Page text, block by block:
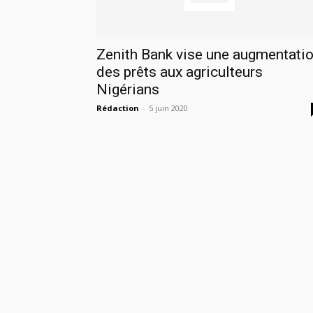
Zenith Bank vise une
des prêts aux agriculteurs
Nigérians
Rédaction - 5 juin 2020